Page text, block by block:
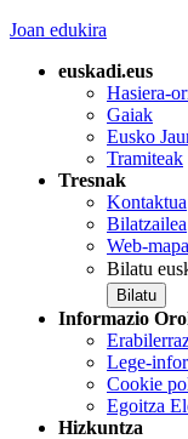
Joan edukira
euskadi.eus
Hasiera-
Gaiak
Eusko
Tramiteak
Tresnak
Kontaktua
Bilatzailea
Web-mapa
Bilatu
Informazio
Lege-
Cookie
Egoitza
Hizkuntza